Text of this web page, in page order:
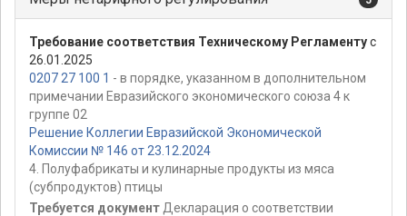
Требование соответствия Техническому Регламентус
26.01.2025
0207 27 100 1 - в порядке, указанном в дополнительном
примечании Евразийского экономического союза 4 к
группе 02
Решение Коллегии Евразийской Экономической
Комиссии № 146 от 23.12.2024
4. Полуфабрикаты и кулинарные продукты из мяса
(субпродуктов) птицы
Требуется документ Декларация о соответствии